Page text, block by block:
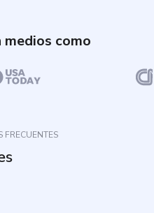
medios como
FRECUENTES